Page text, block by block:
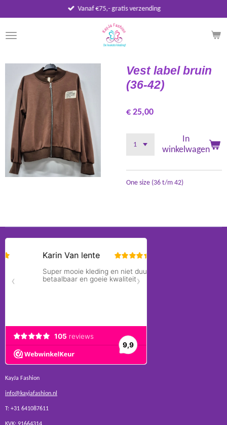
direct
naar
de
Vanaf €75,- gratis verzending
Vest label bruin
(36-42)
€ 25,00
In
winkelwagen
One size (36 t/m 42)
KayJa Fashion
info@kayjafashion.nl
T: +31 641087611